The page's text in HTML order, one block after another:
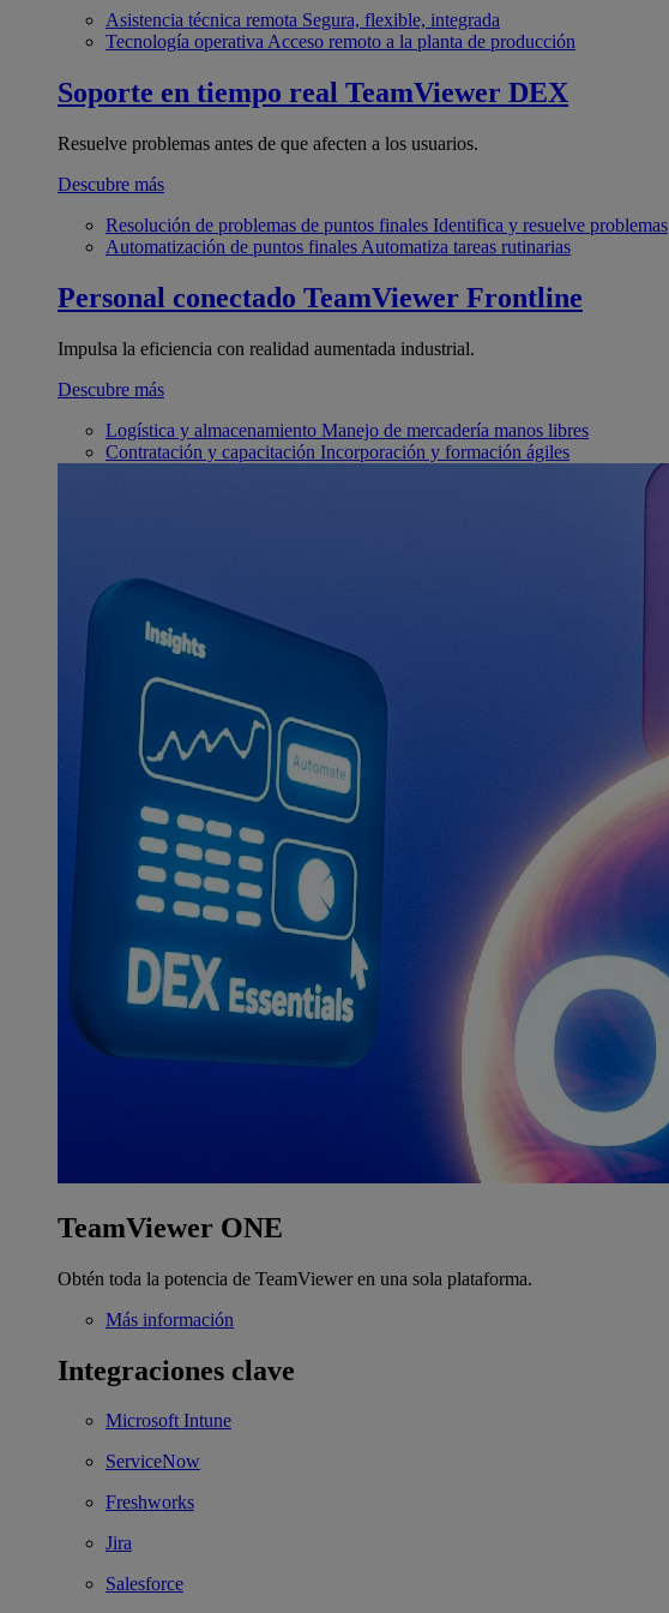
Asistencia técnica remota Segura, flexible, integrada
Tecnología operativa Acceso remoto a la planta de producción
Soporte en tiempo real TeamViewer DEX
Resuelve problemas antes de que afecten a los usuarios.
Descubre más
Resolución de problemas de puntos finales Identifica y resuelve problemas
Automatización de puntos finales Automatiza tareas rutinarias
Personal conectado TeamViewer Frontline
Impulsa la eficiencia con realidad aumentada industrial.
Descubre más
Logística y almacenamiento Manejo de mercadería manos libres
Contratación y capacitación Incorporación y formación ágiles
TeamViewer ONE
Obtén toda la potencia de TeamViewer en una sola plataforma.
Más información
Integraciones clave
Microsoft Intune
ServiceNow
Freshworks
Jira
Salesforce